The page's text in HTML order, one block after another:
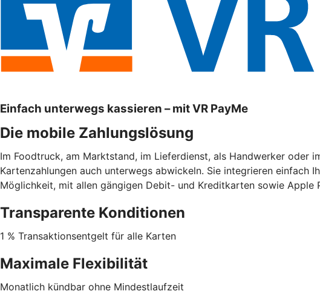
Einfach unterwegs kassieren – mit VR PayMe
Die mobile Zahlungslösung
Im Foodtruck, am Marktstand, im Lieferdienst, als Handwerker oder
Kartenzahlungen auch unterwegs abwickeln. Sie integrieren einfach
Möglichkeit, mit allen gängigen Debit- und Kreditkarten sowie Apple
Transparente Konditionen
1 % Transaktionsentgelt für alle Karten
Maximale Flexibilität
Monatlich kündbar ohne Mindestlaufzeit